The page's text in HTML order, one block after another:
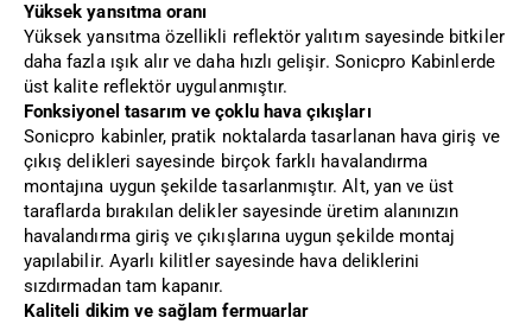
Yüksek yansıtma oranı
Yüksek yansıtma özellikli reflektör yalıtım sayesinde bitkiler
daha fazla ışık alır ve daha hızlı gelişir. Sonicpro Kabinlerde
üst kalite reflektör uygulanmıştır.
Fonksiyonel tasarım ve çoklu hava çıkışları
Sonicpro kabinler, pratik noktalarda tasarlanan hava giriş ve
çıkış delikleri sayesinde birçok farklı havalandırma
montajına uygun şekilde tasarlanmıştır. Alt, yan ve üst
taraflarda bırakılan delikler sayesinde üretim alanınızın
havalandırma giriş ve çıkışlarına uygun şekilde montaj
yapılabilir. Ayarlı kilitler sayesinde hava deliklerini
sızdırmadan tam kapanır.
Kaliteli dikim ve sağlam fermuarlar